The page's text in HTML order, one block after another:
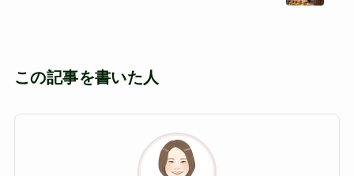
この記事を書いた人